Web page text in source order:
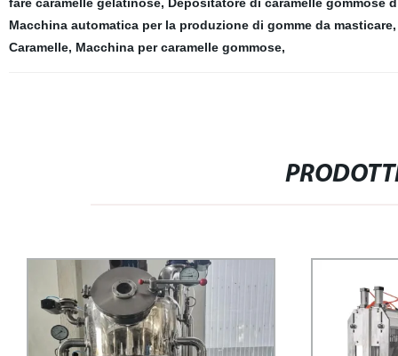
Macchina automatica per la produzione di gomme da masticare
Caramelle, Macchina per caramelle gommose,